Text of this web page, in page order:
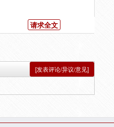
请求全文
[发表评论/异议/意见]